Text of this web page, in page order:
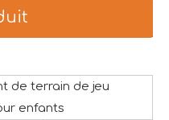
de terrain de jeu
enfants